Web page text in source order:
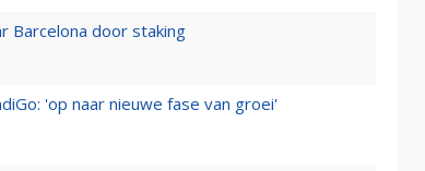
Barcelona door staking
'op naar nieuwe fase van groei'